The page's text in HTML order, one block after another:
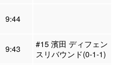
9:44
9:43
#15 濱田 ディフェン
スリバウンド(0-1-1)